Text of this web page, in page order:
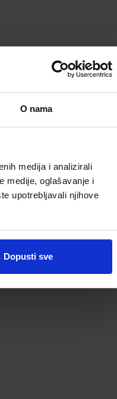
O nama
medija i analizirali
medije, oglašavanje i
upotrebljavali njihove
Dopusti sve
1211